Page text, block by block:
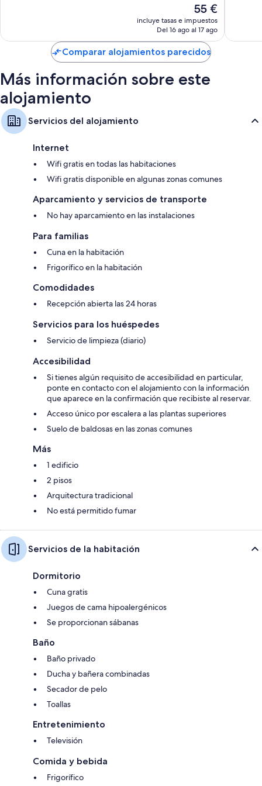
El
precio
actual
de
55 €
55 €
incluye tasas e impuestos
Del 16 ago al 17 ago
Comparar alojamientos parecidos
Más información sobre este
alojamiento
Servicios del alojamiento
Internet
Wifi gratis en todas las habitaciones
Wifi gratis disponible en algunas zonas comunes
Aparcamiento y servicios de transporte
No hay aparcamiento en las instalaciones
Para familias
Cuna en la habitación
Frigorífico en la habitación
Comodidades
Recepción abierta las 24 horas
Servicios para los huéspedes
Servicio de limpieza (diario)
Accesibilidad
Si tienes algún requisito de accesibilidad en particular,
ponte en contacto con el alojamiento con la información
que aparece en la confirmación que recibiste al reservar.
Acceso único por escalera a las plantas superiores
Suelo de baldosas en las zonas comunes
Más
1 edificio
2 pisos
Arquitectura tradicional
No está permitido fumar
Servicios de la habitación
Dormitorio
Cuna gratis
Juegos de cama hipoalergénicos
Se proporcionan sábanas
Baño
Baño privado
Ducha y bañera combinadas
Secador de pelo
Toallas
Entretenimiento
Televisión
Comida y bebida
Frigorífico